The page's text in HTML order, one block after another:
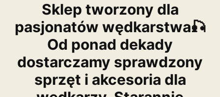
Sklep tworzony dla
pasjonatów wędkarstwa🎣
Od ponad dekady
dostarczamy sprawdzony
sprzęt i akcesoria dla